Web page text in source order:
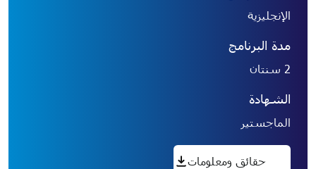
الإنجليزية
مدة البرنامج
2 سنتان
الشهادة
الماجستير
حقائق ومعلومات